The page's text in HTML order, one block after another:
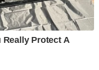
Really Protect A